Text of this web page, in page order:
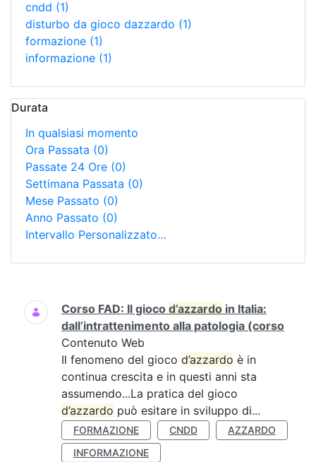
cndd (1)
disturbo da gioco dazzardo (1)
formazione (1)
informazione (1)
Durata
In qualsiasi momento
Ora Passata (0)
Passate 24 Ore (0)
Settimana Passata (0)
Mese Passato (0)
Anno Passato (0)
Intervallo Personalizzato…
Ricerca
Corso FAD: Il gioco d’azzardo in Italia:
dall’intrattenimento alla patologia (corso
Contenuto Web
Il fenomeno del gioco d’azzardo è in
continua crescita e in questi anni sta
assumendo...La pratica del gioco
d’azzardo può esitare in sviluppo di...
FORMAZIONE CNDD
AZZARDO
INFORMAZIONE